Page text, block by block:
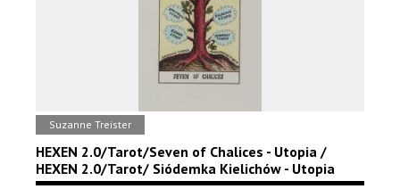
Suzanne Treister
HEXEN 2.0/Tarot/Seven of Chalices - Utopia /
HEXEN 2.0/Tarot/ Siódemka Kielichów - Utopia